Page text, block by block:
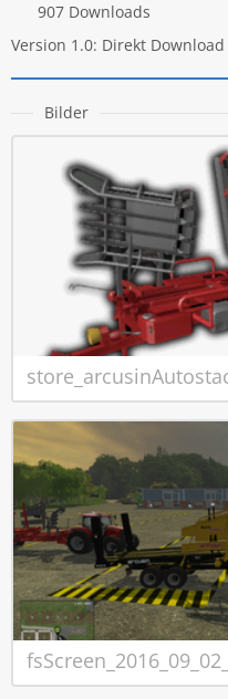
907 Downloads
Version 1.0: Direkt Download
Bilder